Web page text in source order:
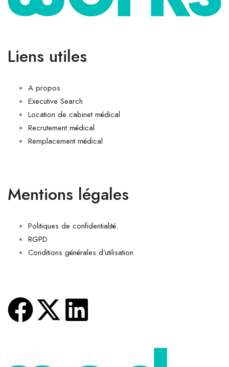
Liens utiles
A propos
Executive Search
Location de cabinet médical
Recrutement médical
Remplacement médical
Mentions légales
Politiques de confidentialité
RGPD
Conditions générales d’utilisation